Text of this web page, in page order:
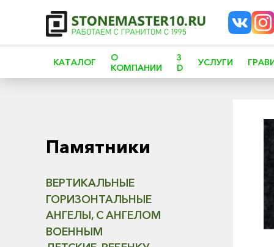
КАТАЛОГ
О
КОМПАНИИ
3
D
УСЛУГИ
Памятники
ВЕРТИКАЛЬНЫЕ
ГОРИЗОНТАЛЬНЫЕ
АНГЕЛЫ, С АНГЕЛОМ
ВОЕННЫМ